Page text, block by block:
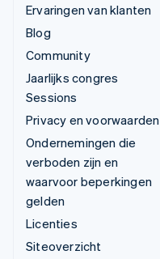
Ervaringen van klanten
Blog
Community
Jaarlijks congres
Sessions
Privacy en voorwaarden
Ondernemingen die
verboden zijn en
waarvoor beperkingen
gelden
Licenties
Siteoverzicht